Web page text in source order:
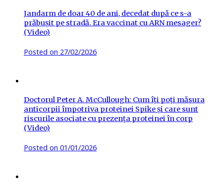
Jandarm de doar 40 de ani, decedat după ce s-a
prăbușit pe stradă. Era vaccinat cu ARN mesager?
(Video)
Posted on 27/02/2026
Doctorul Peter A. McCullough: Cum îți poți măsura
anticorpii împotriva proteinei Spike și care sunt
riscurile asociate cu prezența proteinei în corp
(Video)
Posted on 01/01/2026